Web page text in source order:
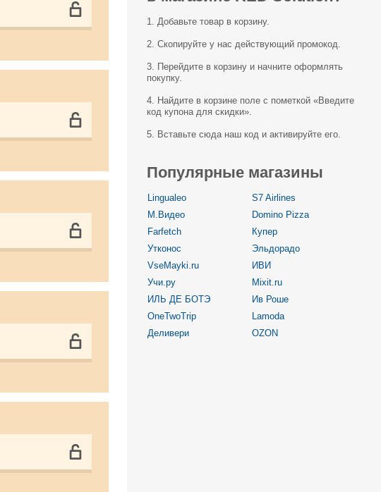
1. Добавьте товар в корзину.
2. Скопируйте у нас действующий промокод.
3. Перейдите в корзину и начните оформлять
покупку.
4. Найдите в корзине поле с пометкой «Введите
код купона для скидки».
5. Вставьте сюда наш код и активируйте его.
Популярные магазины
Lingualeo
S7 Airlines
М.Видео
Domino Pizza
Farfetch
Купер
Утконос
Эльдорадо
VseMayki.ru
ИВИ
Учи.ру
Mixit.ru
ИЛЬ ДЕ БОТЭ
Ив Роше
OneTwoTrip
Lamoda
Деливери
OZON